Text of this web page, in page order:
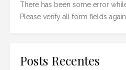
There has been some error
Please verify all form fields
Posts Recentes